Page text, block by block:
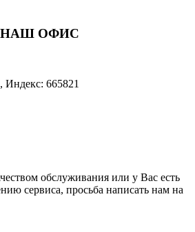
НАШ ОФИС
Индекс: 665821
обслуживания или у Вас есть
сервиса, просьба написать нам на